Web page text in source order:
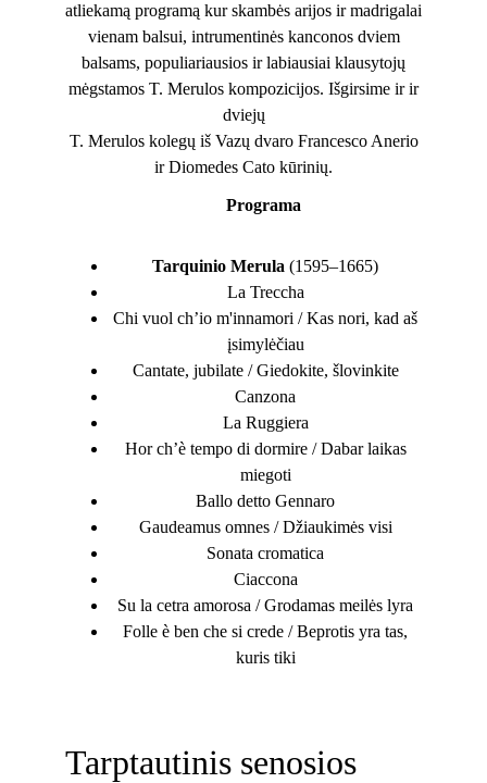
atliekamą programą kur skambės arijos ir madrigalai
vienam balsui, intrumentinės kanconos dviem
balsams, populiariausios ir labiausiai klausytojų
mėgstamos T. Merulos kompozicijos. Išgirsime ir ir
dviejų
T. Merulos kolegų iš Vazų dvaro Francesco Anerio
ir Diomedes Cato kūrinių.
Programa
Tarquinio Merula (1595–1665)
La Treccha
Chi vuol ch’io m'innamori / Kas nori, kad aš
įsimylėčiau
Cantate, jubilate / Giedokite, šlovinkite
Canzona
La Ruggiera
Hor ch’è tempo di dormire / Dabar laikas
miegoti
Ballo detto Gennaro
Gaudeamus omnes / Džiaukimės visi
Sonata cromatica
Ciaccona
Su la cetra amorosa / Grodamas meilės lyra
Folle è ben che si crede / Beprotis yra tas,
kuris tiki
Tarptautinis senosios